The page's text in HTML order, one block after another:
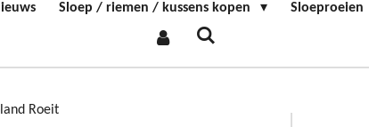
Sloep / riemen / kussens kopen Sloeproeien
Roeit